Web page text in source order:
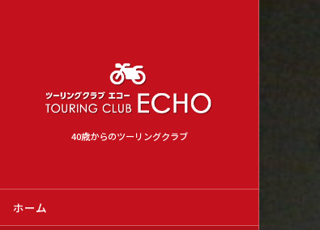
40歳からのツーリングクラブ
ホーム